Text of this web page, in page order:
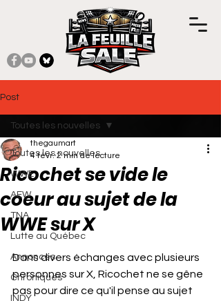
Post
Toutes les nouvelles
WWE
AEW
TNA
Lutte au Québec
Annonces
Chroniques
INDY
Toutes les nouvelles
Ricochet se vide le
coeur au sujet de la
WWE sur X
thegaumart
4 févr. 2 min de lecture
Noté NaN étoiles sur 5.
Dans divers échanges avec plusieurs
personnes sur X, Ricochet ne se gêne
pas pour dire ce qu'il pense au sujet